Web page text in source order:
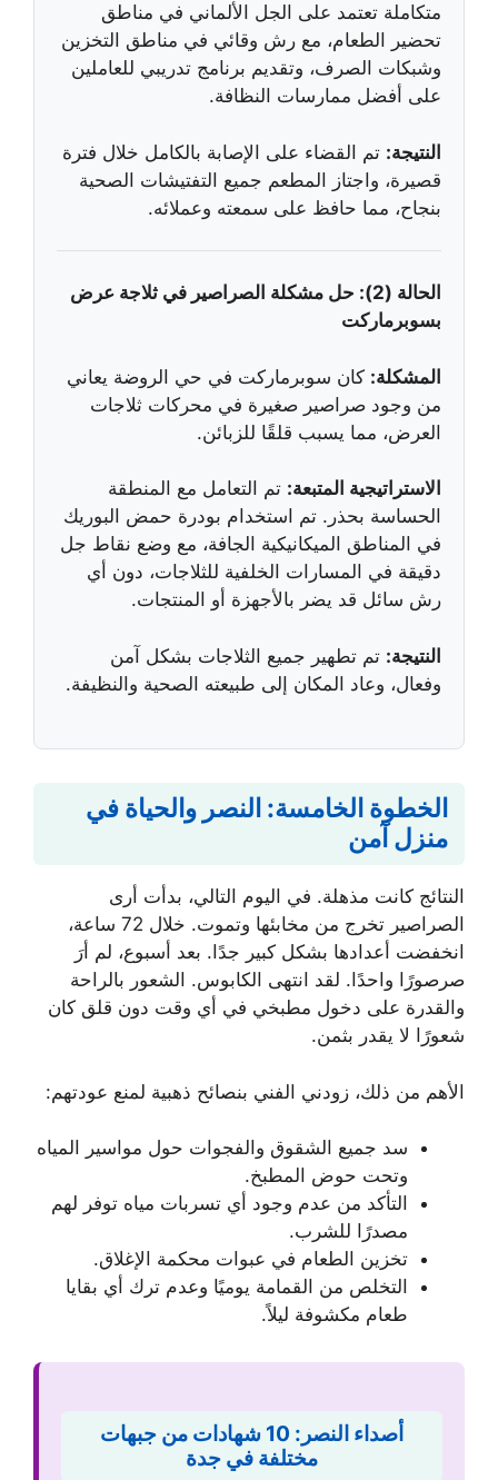
متكاملة تعتمد على الجل الألماني في مناطق
تحضير الطعام، مع رش وقائي في مناطق التخزين
وشبكات الصرف، وتقديم برنامج تدريبي للعاملين
على أفضل ممارسات النظافة.
النتيجة: تم القضاء على الإصابة بالكامل خلال فترة
قصيرة، واجتاز المطعم جميع التفتيشات الصحية
بنجاح، مما حافظ على سمعته وعملائه.
الحالة (2): حل مشكلة الصراصير في ثلاجة عرض
بسوبرماركت
المشكلة: كان سوبرماركت في حي الروضة يعاني
من وجود صراصير صغيرة في محركات ثلاجات
العرض، مما يسبب قلقًا للزبائن.
الاستراتيجية المتبعة: تم التعامل مع المنطقة
الحساسة بحذر. تم استخدام بودرة حمض البوريك
في المناطق الميكانيكية الجافة، مع وضع نقاط جل
دقيقة في المسارات الخلفية للثلاجات، دون أي
رش سائل قد يضر بالأجهزة أو المنتجات.
النتيجة: تم تطهير جميع الثلاجات بشكل آمن
وفعال، وعاد المكان إلى طبيعته الصحية والنظيفة.
الخطوة الخامسة: النصر والحياة في
منزل آمن
النتائج كانت مذهلة. في اليوم التالي، بدأت أرى
الصراصير تخرج من مخابئها وتموت. خلال 72 ساعة،
انخفضت أعدادها بشكل كبير جدًا. بعد أسبوع، لم أرَ
صرصورًا واحدًا. لقد انتهى الكابوس. الشعور بالراحة
والقدرة على دخول مطبخي في أي وقت دون قلق كان
شعورًا لا يقدر بثمن.
الأهم من ذلك، زودني الفني بنصائح ذهبية لمنع عودتهم:
سد جميع الشقوق والفجوات حول مواسير المياه
وتحت حوض المطبخ.
التأكد من عدم وجود أي تسربات مياه توفر لهم
مصدرًا للشرب.
تخزين الطعام في عبوات محكمة الإغلاق.
التخلص من القمامة يوميًا وعدم ترك أي بقايا
طعام مكشوفة ليلاً.
أصداء النصر: 10 شهادات من جبهات
مختلفة في جدة